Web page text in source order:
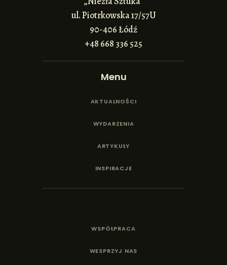
ul. Piotrkowska 17/57U
90-406 Łódź
+48 668 336 525
Menu
AKTUALNOŚCI
WYDARZENIA
ARTYKUŁY
INSPIRACJE
WSPÓŁPRACA
WESPRZYJ NAS